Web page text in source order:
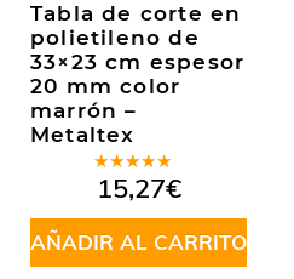
Tabla de corte en
polietileno de
33×23 cm espesor
20 mm color
marrón –
Metaltex
Valorado
en5.00de
5
15,27€
AÑADIR AL CARRITO